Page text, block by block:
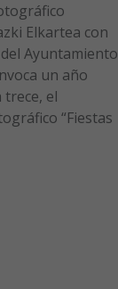
Elkartea con
Ayuntamiento
un año
trece, el
“Fiestas